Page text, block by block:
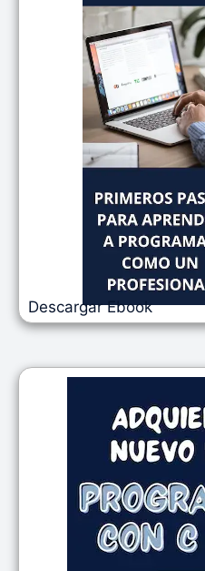
Descargar Ebook